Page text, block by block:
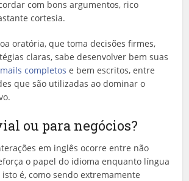
com bons argumentos, rico
cortesia.
oratória, que toma decisões firmes,
claras, sabe desenvolver bem suas
completos e bem escritos, entre
que são utilizadas ao dominar o
ou para negócios?
em inglês ocorre entre não
o papel do idioma enquanto língua
é, como sendo extremamente